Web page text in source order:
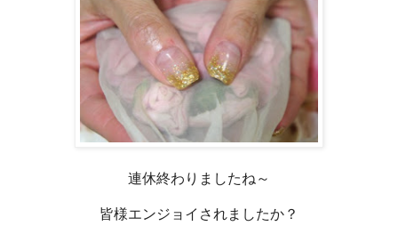
連休終わりましたね～
皆様エンジョイされましたか？